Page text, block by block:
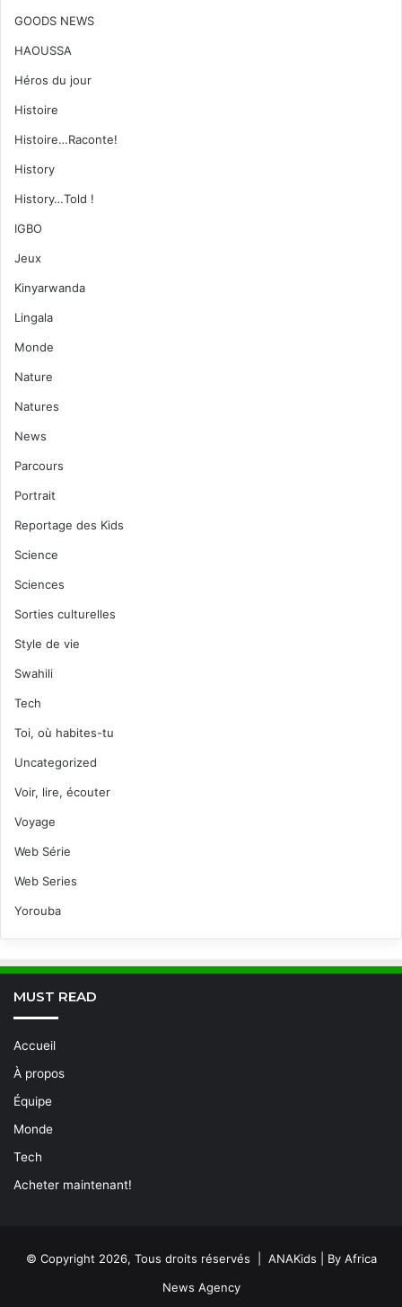
GOODS NEWS
HAOUSSA
Héros du jour
Histoire
Histoire…Raconte!
History
History…Told !
IGBO
Jeux
Kinyarwanda
Lingala
Monde
Nature
Natures
News
Parcours
Portrait
Reportage des Kids
Science
Sciences
Sorties culturelles
Style de vie
Swahili
Tech
Toi, où habites-tu
Uncategorized
Voir, lire, écouter
Voyage
Web Série
Web Series
Yorouba
MUST READ
Accueil
À propos
Équipe
Monde
Tech
Acheter maintenant!
© Copyright 2026, Tous droits réservés | ANAKids | By Africa
News Agency